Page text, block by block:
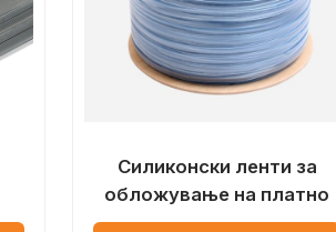
Силиконски ленти за
обложување на платно